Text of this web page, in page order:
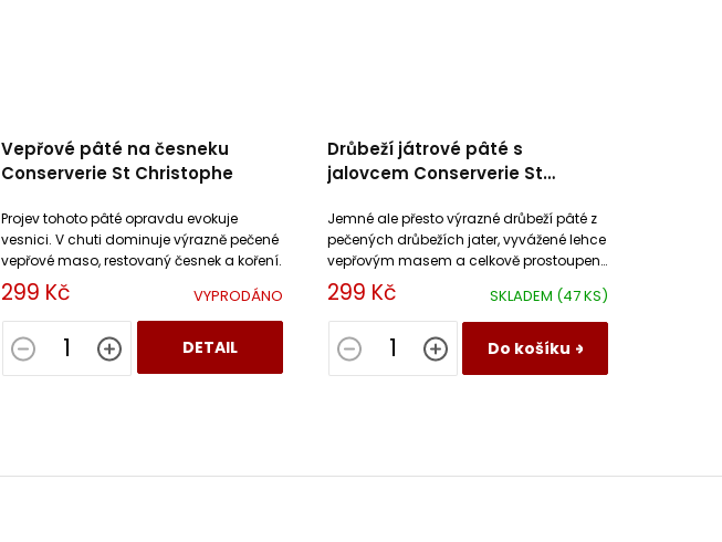
Vepřové pâté na česneku
Conserverie St Christophe
VYPRODÁNO
299 Kč
DETAIL
Projev tohoto pâté opravdu evokuje
vesnici. V chuti dominuje výrazně pečené
vepřové maso, restovaný česnek a koření.
Drůbeží játrové pâté s
jalovcem Conserverie St
SKLADEM (47 KS)
299 Kč
Do košíku
Jemné ale přesto výrazné drůbeží pâté z
pečených drůbežích jater, vyvážené lehce
vepřovým masem a celkově prostoupené
chutí jalovce.